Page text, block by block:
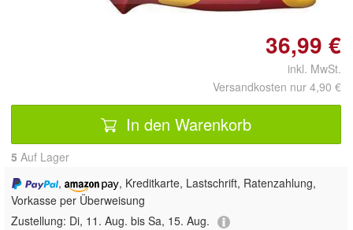
36,99 €
inkl. MwSt.
Versandkosten nur 4,90 €
In den Warenkorb
5 Auf Lager
,
, Kreditkarte, Lastschrift, Ratenzahlung,
Vorkasse per Überweisung
Zustellung: Di, 11. Aug. bis Sa, 15. Aug.